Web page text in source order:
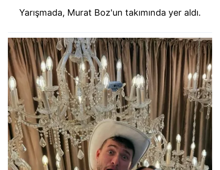
Yarışmada, Murat Boz'un takımında yer aldı.